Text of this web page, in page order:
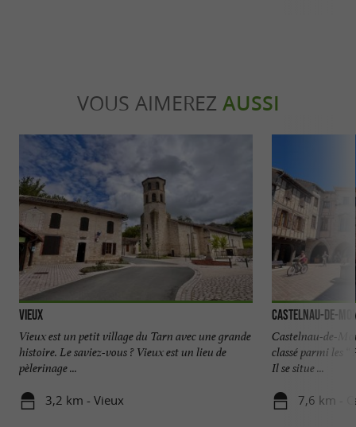
VOUS AIMEREZ AUSSI
Vieux
Vieux est un petit village du Tarn avec une grande
histoire. Le saviez-vous ? Vieux est un lieu de
pèlerinage ...
3,2 km - Vieux
Castelnau-de-
Castelnau-de-
classé parmi les “
Il se situe ...
7,6 km -